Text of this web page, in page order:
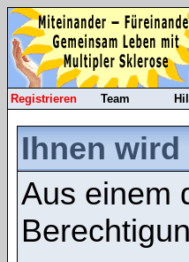
Registrieren Team
Ihnen
Aus einem